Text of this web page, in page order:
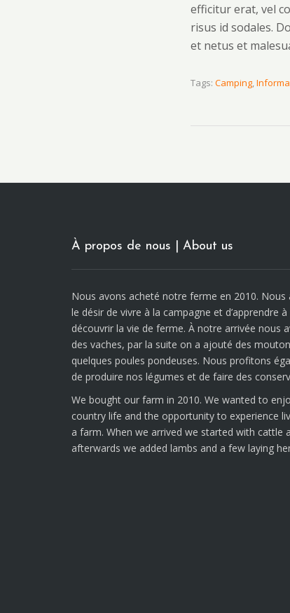
efficitur erat, vel
risus id sodales.
et netus et
Tags: Camping,
À propos de nous | About us
Nous avons acheté notre ferme en 2010. Nous
le désir de vivre à la campagne et d’apprendre à
découvrir la vie de ferme. À notre arrivée nous
des vaches, par la suite on a ajouté des
quelques poules pondeuses. Nous profitons
de produire nos légumes et de faire des
We bought our farm in 2010. We wanted to
country life and the opportunity to experience
a farm. When we arrived we started with cattle
afterwards we added lambs and a few laying